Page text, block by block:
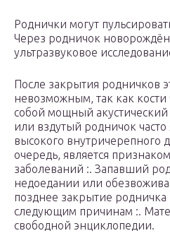
Роднички могут
Через родничок
ультразвуковое
После закрытия родничков
невозможным, так как кости
собой мощный акустический
или вздутый родничок часто
высокого внутричерепного
очередь, является
заболеваний :. Запавший
недоедании или
позднее закрытие
следующим причинам :.
свободной энциклопедии.